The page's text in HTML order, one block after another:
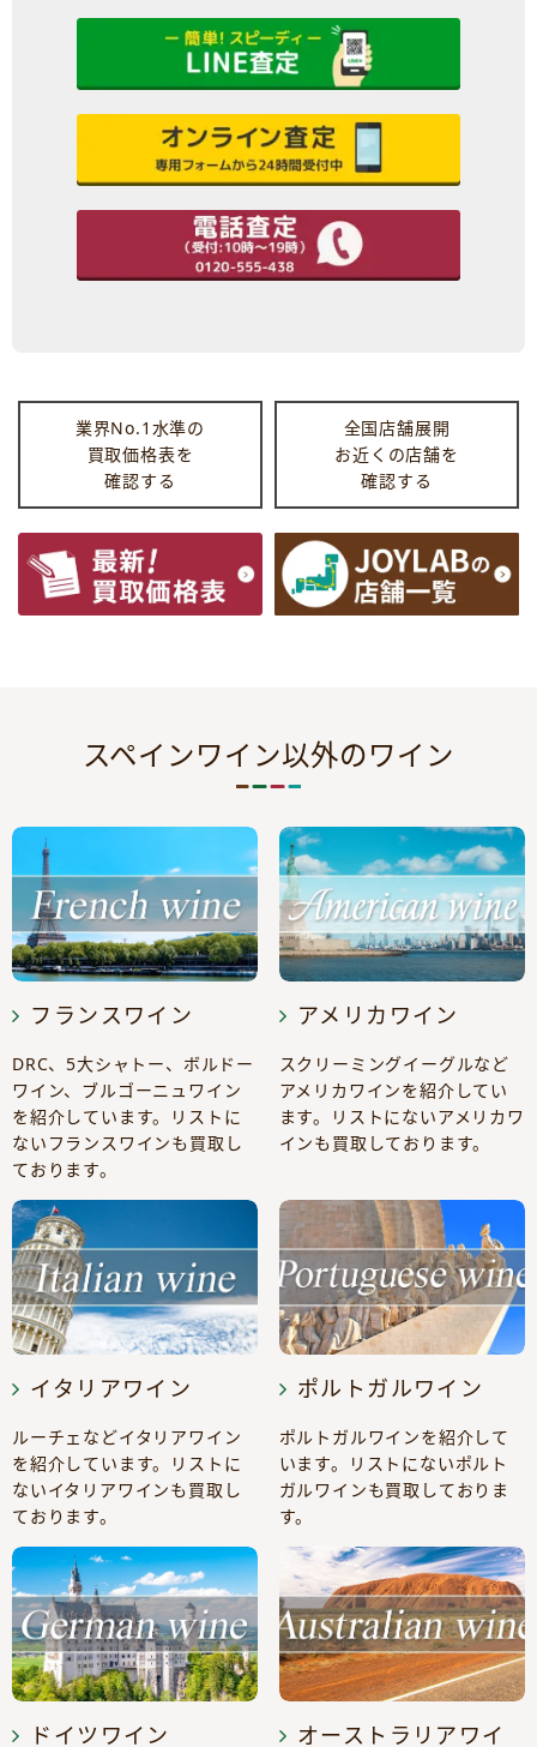
業界No.1水準の
買取価格表を
確認する
全国店舗展開
お近くの店舗を
確認する
スペインワイン以外のワイン
フランスワイン
DRC、5大シャトー、ボルドー
ワイン、ブルゴーニュワイン
を紹介しています。リストに
ないフランスワインも買取し
ております。
アメリカワイン
スクリーミングイーグルなど
アメリカワインを紹介してい
ます。リストにないアメリカワ
インも買取しております。
イタリアワイン
ルーチェなどイタリアワイン
を紹介しています。リストに
ないイタリアワインも買取し
ております。
ポルトガルワイン
ポルトガルワインを紹介して
います。リストにないポルト
ガルワインも買取しておりま
す。
ドイツワイン
オーストラリアワイ